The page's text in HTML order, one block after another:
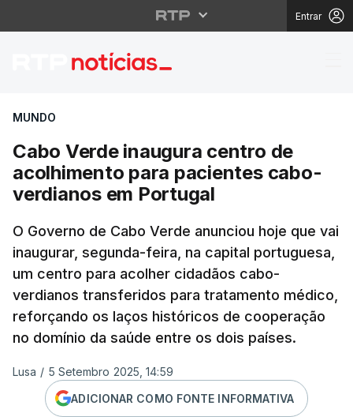
Entrar
Cabo Verde inaugura
MUNDO
Cabo Verde inaugura centro de
acolhimento para pacientes cabo-
verdianos em Portugal
O Governo de Cabo Verde anunciou hoje que vai
inaugurar, segunda-feira, na capital portuguesa,
um centro para acolher cidadãos cabo-
verdianos transferidos para tratamento médico,
reforçando os laços históricos de cooperação
no domínio da saúde entre os dois países.
Lusa / 5 Setembro 2025, 14:59
ADICIONAR COMO FONTE INFORMATIVA